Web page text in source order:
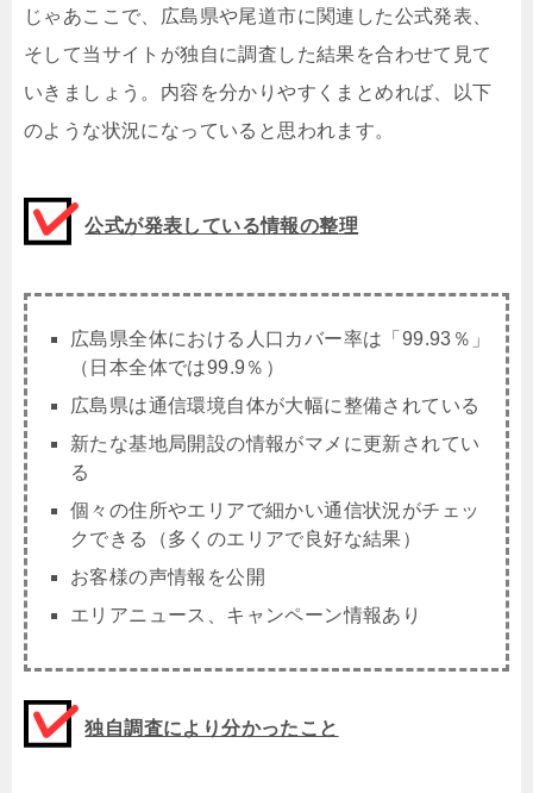
じゃあここで、広島県や尾道市に関連した公式発表、
そして当サイトが独自に調査した結果を合わせて見て
いきましょう。内容を分かりやすくまとめれば、以下
のような状況になっていると思われます。
公式が発表している情報の整理
広島県全体における人口カバー率は「99.93％」
（日本全体では99.9％）
広島県は通信環境自体が大幅に整備されている
新たな基地局開設の情報がマメに更新されてい
る
個々の住所やエリアで細かい通信状況がチェッ
クできる（多くのエリアで良好な結果）
お客様の声情報を公開
エリアニュース、キャンペーン情報あり
独自調査により分かったこと